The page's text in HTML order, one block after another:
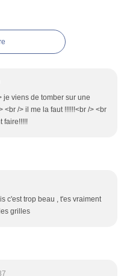
je viens de tomber sur une
/> il me la faut !!!!!!<br /> <br
faire!!!!!
c'est trop beau , t'es vraiment
grilles